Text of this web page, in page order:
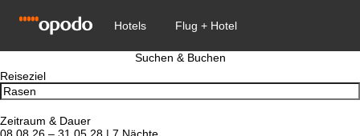
Suchen & Buchen
Reiseziel
Zeitraum & Dauer